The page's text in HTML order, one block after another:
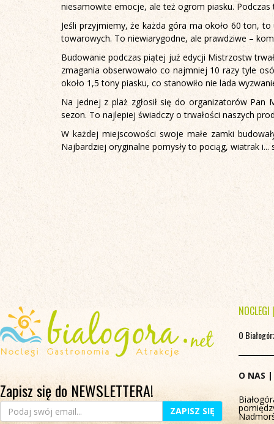
niesamowite emocje, ale też ogrom piasku.
Jeśli przyjmiemy, że każda góra ma około 60 ton,
towarowych. To niewiarygodne, ale prawdziwe –
Budowanie podczas piątej już edycji Mistrzostw
zmagania obserwowało co najmniej 10 razy tyle
około 1,5 tony piasku, co stanowiło nie lada
Na jednej z plaż zgłosił się do organizatorów
sezon. To najlepiej świadczy o trwałości naszych
W każdej miejscowości swoje małe zamki
Najbardziej oryginalne pomysły to pociąg, wiatrak
Zapisz się do NEWSLETTERA!
ZAPISZ SIĘ
NOCLEGI
O
O NAS